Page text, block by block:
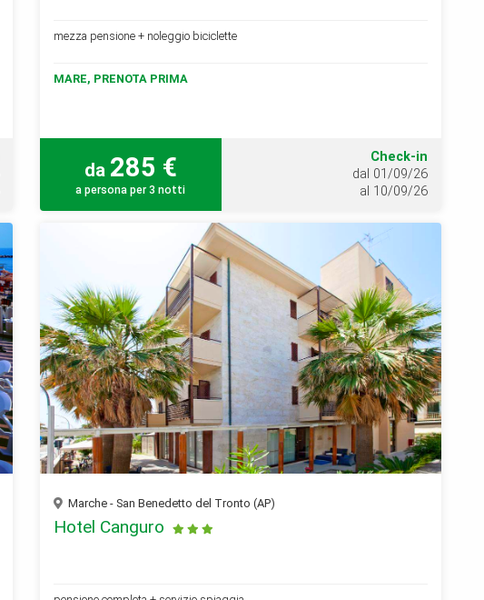
mezza pensione + noleggio biciclette
MARE, PRENOTA PRIMA
da 285 €
a persona per 3 notti
Check-in
dal 01/09/26
al 10/09/26
Marche - San Benedetto del Tronto (AP)
Hotel Canguro